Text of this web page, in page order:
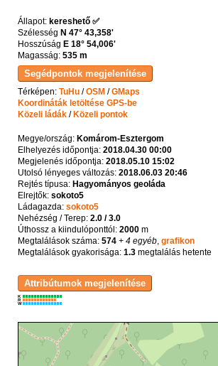
Állapot: kereshető ✅
Szélesség N 47° 43,358'
Hosszúság E 18° 54,006'
Magasság: 535 m
Térképen: TuHu/OSM /GMaps
Koordináták letöltése GPS-be
Közeli ládák/ Közeli pontok
Megye/ország: Komárom-Esztergom
Elhelyezés időpontja: 2018.04.30 00:00
Megjelenés időpontja: 2018.05.10 15:02
Utolsó lényeges változás: 2018.06.03 20:46
Rejtés típusa: Hagyományos geoláda
Elrejtők: sokoto5
Ládagazda: sokoto5
Nehézség / Terep: 2.0 / 3.0
Úthossz a kiindulóponttól: 2000m
Megtalálások száma: 574+ 4 egyéb, grafikon
Megtalálások gyakorisága: 1.3megtalálás hetente
K
R
W